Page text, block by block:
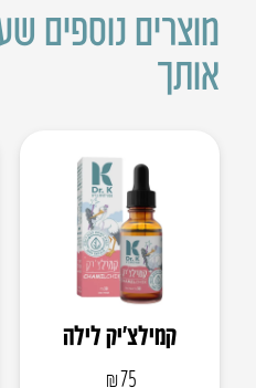
מוצרים נוספים
אותך
קמילצ’יק לילה
₪75